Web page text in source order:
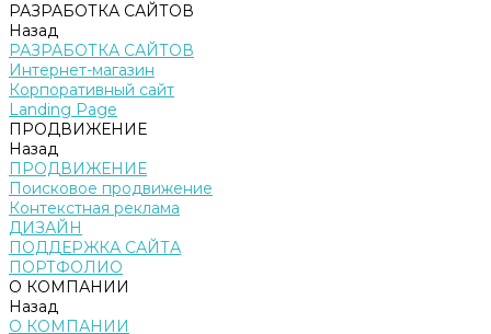
РАЗРАБОТКА САЙТОВ
Назад
РАЗРАБОТКА САЙТОВ
Интернет-магазин
Корпоративный сайт
Landing Page
ПРОДВИЖЕНИЕ
Назад
ПРОДВИЖЕНИЕ
Поисковое продвижение
Контекстная реклама
ДИЗАЙН
ПОДДЕРЖКА САЙТА
ПОРТФОЛИО
О КОМПАНИИ
Назад
О КОМПАНИИ